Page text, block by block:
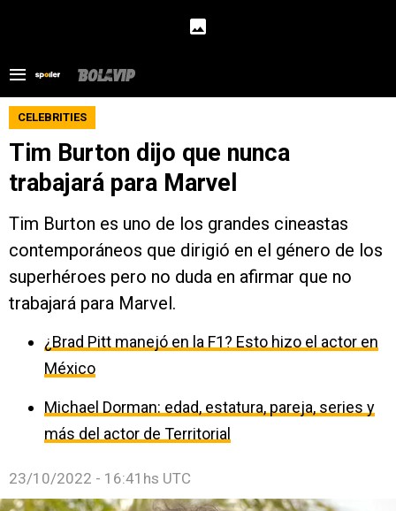
CELEBRITIES
Tim Burton dijo que nunca
trabajará para Marvel
Tim Burton es uno de los grandes cineastas
contemporáneos que dirigió en el género de los
superhéroes pero no duda en afirmar que no
trabajará para Marvel.
¿Brad Pitt manejó en la F1? Esto hizo el actor en
México
Michael Dorman: edad, estatura, pareja, series y
más del actor de Territorial
23/10/2022 - 16:41hs UTC